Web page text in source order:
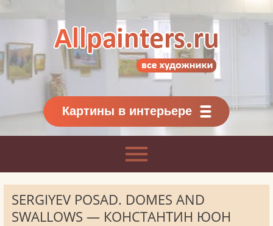
Картины классиков
и современников
Картины в интерьере
SERGIYEV POSAD. DOMES AND
SWALLOWS — КОНСТАНТИН ЮОН